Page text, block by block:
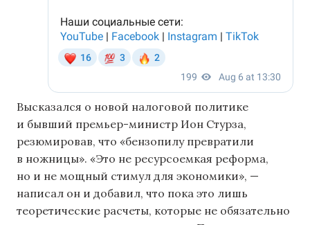
Высказался о новой налоговой политике
и бывший премьер-министр Ион Стурза,
резюмировав, что «бензопилу превратили
в ножницы». «Это не ресурсоемкая реформа,
но и не мощный стимул для экономики», —
написал он и добавил, что пока это лишь
теоретические расчеты, которые не обязательно